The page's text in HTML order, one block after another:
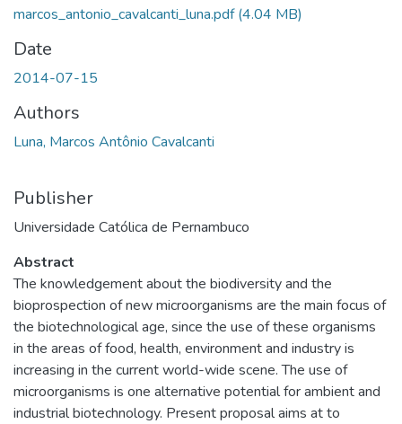
marcos_antonio_cavalcanti_luna.pdf(4.04 MB)
Date
2014-07-15
Authors
Luna, Marcos Antônio Cavalcanti
Publisher
Universidade Católica de Pernambuco
Abstract
The knowledgement about the biodiversity and the
bioprospection of new microorganisms are the main focus of
the biotechnological age, since the use of these organisms
in the areas of food, health, environment and industry is
increasing in the current world-wide scene. The use of
microorganisms is one alternative potential for ambient and
industrial biotechnology. Present proposal aims at to